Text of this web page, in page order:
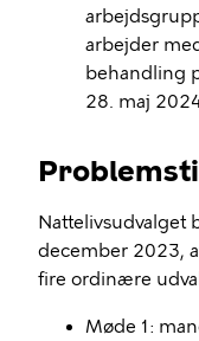
arbejder
behandling
28. maj
Nattelivsudvalget
december 2023,
fire ordinære
Møde 1: